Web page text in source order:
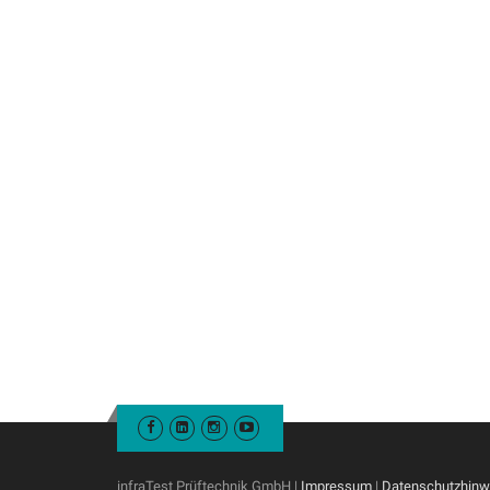
infraTest Prüftechnik GmbH | Impressum |